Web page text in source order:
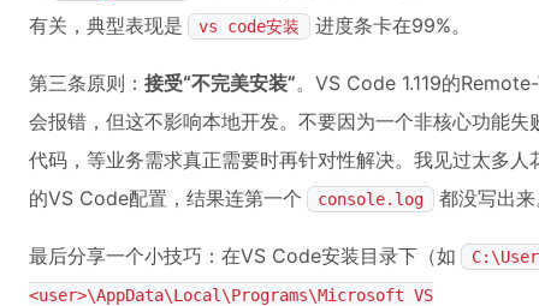
有关，典型表现是
vs code安装 进度条卡在99%。
第三条原则： 接受“不完美安装”。VS Code 1.119的
会报错，但这不影响本地开发。不要因为一个非核心功能失
代码，等业务需求真正需要时再针对性解决。我见过太多人
的VS Code配置，结果连第一个
console.log 都没写出
最后分享一个小技巧：在VS Code安装目录下（如
<user>\AppData\Local\Programs\Microsoft VS